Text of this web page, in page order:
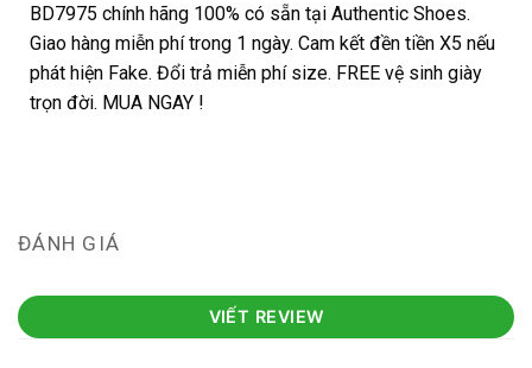
BD7975 chính hãng 100% có sẵn tại Authentic Shoes.
Giao hàng miễn phí trong 1 ngày. Cam kết đền tiền X5 nếu
phát hiện Fake. Đổi trả miễn phí size. FREE vệ sinh giày
trọn đời. MUA NGAY !
ĐÁNH GIÁ
VIẾT REVIEW